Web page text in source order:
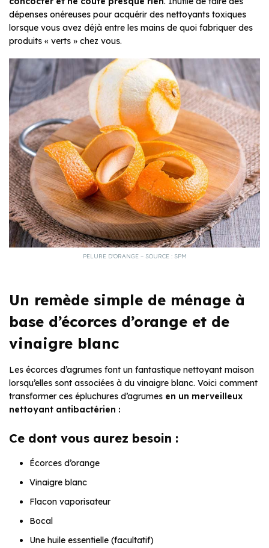
dépenses onéreuses pour acquérir des nettoyants toxiques
lorsque vous avez déjà entre les mains de quoi fabriquer des
produits « verts » chez vous.
PELURE D’ORANGE – SOURCE : SPM
Un remède simple de ménage à
base d’écorces d’orange et de
vinaigre blanc
Les écorces d’agrumes font un fantastique nettoyant maison
lorsqu’elles sont associées à du vinaigre blanc. Voici comment
transformer ces épluchures d’agrumes en un merveilleux
nettoyant antibactérien :
Ce dont vous aurez besoin :
Écorces d’orange
Vinaigre blanc
Flacon vaporisateur
Bocal
Une huile essentielle (facultatif)